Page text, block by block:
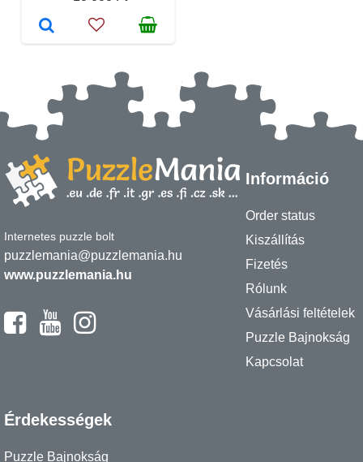
Internetes puzzle bolt
puzzlemania@puzzlemania.hu
www.puzzlemania.hu
Információ
Order status
Kiszállítás
Fizetés
Rólunk
Vásárlási feltételek
Puzzle Bajnokság
Kapcsolat
Érdekességek
Puzzle Bajnokság